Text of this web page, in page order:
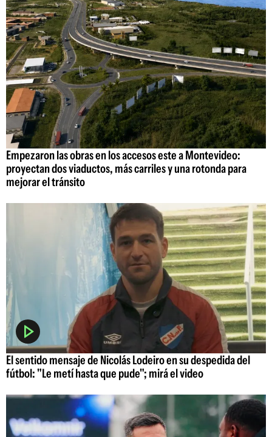
Empezaron las obras en los accesos este a Montevideo:
proyectan dos viaductos, más carriles y una rotonda para
mejorar el tránsito
El sentido mensaje de Nicolás Lodeiro en su despedida del
fútbol: "Le metí hasta que pude"; mirá el video